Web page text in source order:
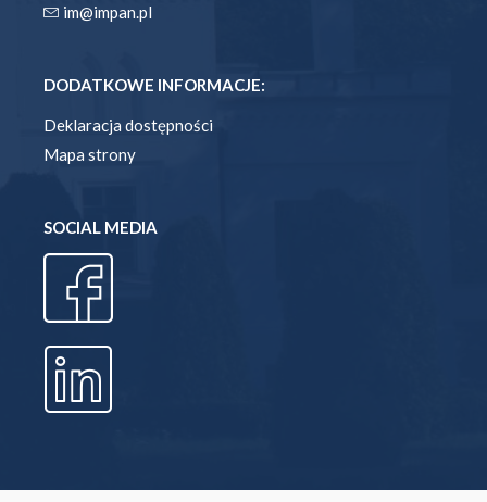
im@impan.pl
DODATKOWE INFORMACJE:
Deklaracja dostępności
Mapa strony
SOCIAL MEDIA